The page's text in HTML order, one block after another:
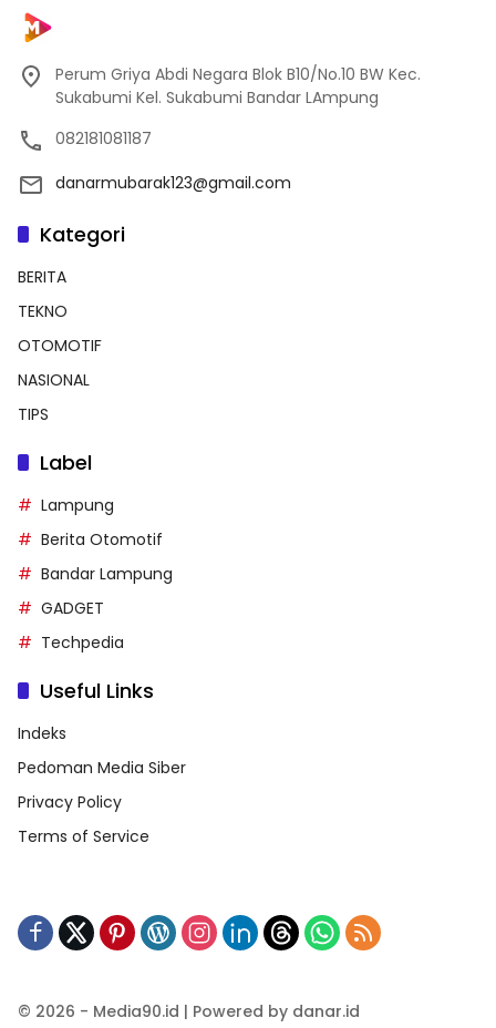
Perum Griya Abdi Negara Blok B10/No.10 BW Kec.
Sukabumi Kel. Sukabumi Bandar LAmpung
082181081187
danarmubarak123@gmail.com
Kategori
BERITA
TEKNO
OTOMOTIF
NASIONAL
TIPS
Label
Lampung
Berita Otomotif
Bandar Lampung
GADGET
Techpedia
Useful Links
Indeks
Pedoman Media Siber
Privacy Policy
Terms of Service
© 2026 - Media90.id | Powered by danar.id